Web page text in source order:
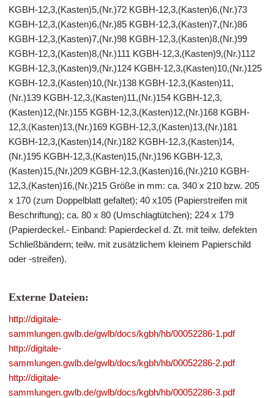
KGBH-12,3,(Kasten)5,(Nr.)72 KGBH-12,3,(Kasten)6,(Nr.)73
KGBH-12,3,(Kasten)6,(Nr.)85 KGBH-12,3,(Kasten)7,(Nr.)86
KGBH-12,3,(Kasten)7,(Nr.)98 KGBH-12,3,(Kasten)8,(Nr.)99
KGBH-12,3,(Kasten)8,(Nr.)111 KGBH-12,3,(Kasten)9,(Nr.)112
KGBH-12,3,(Kasten)9,(Nr.)124 KGBH-12,3,(Kasten)10,(Nr.)125
KGBH-12,3,(Kasten)10,(Nr.)138 KGBH-12,3,(Kasten)11,
(Nr.)139 KGBH-12,3,(Kasten)11,(Nr.)154 KGBH-12,3,
(Kasten)12,(Nr.)155 KGBH-12,3,(Kasten)12,(Nr.)168 KGBH-
12,3,(Kasten)13,(Nr.)169 KGBH-12,3,(Kasten)13,(Nr.)181
KGBH-12,3,(Kasten)14,(Nr.)182 KGBH-12,3,(Kasten)14,
(Nr.)195 KGBH-12,3,(Kasten)15,(Nr.)196 KGBH-12,3,
(Kasten)15,(Nr.)209 KGBH-12,3,(Kasten)16,(Nr.)210 KGBH-
12,3,(Kasten)16,(Nr.)215 Größe in mm: ca. 340 x 210 bzw. 205
x 170 (zum Doppelblatt gefaltet); 40 x105 (Papierstreifen mit
Beschriftung); ca. 80 x 80 (Umschlagtütchen); 224 x 179
(Papierdeckel.- Einband: Papierdeckel d. Zt. mit teilw. defekten
Schließbändern; teilw. mit zusätzlichem kleinem Papierschild
oder -streifen).
Externe Dateien:
http://digitale-
sammlungen.gwlb.de/gwlb/docs/kgbh/hb/00052286-1.pdf
http://digitale-
sammlungen.gwlb.de/gwlb/docs/kgbh/hb/00052286-2.pdf
http://digitale-
sammlungen.gwlb.de/gwlb/docs/kgbh/hb/00052286-3.pdf